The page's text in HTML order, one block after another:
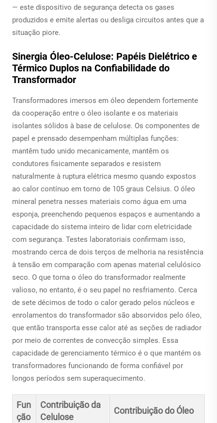
— este dispositivo de segurança detecta os gases
produzidos e emite alertas ou desliga circuitos antes que a
situação piore.
Sinergia Óleo-Celulose: Papéis Dielétrico e
Térmico Duplos na Confiabilidade do
Transformador
Transformadores imersos em óleo dependem fortemente
da cooperação entre o óleo isolante e os materiais
isolantes sólidos à base de celulose. Os componentes de
papel e prensado desempenham múltiplas funções:
mantêm tudo unido mecanicamente, mantêm os
condutores fisicamente separados e resistem
naturalmente à ruptura elétrica mesmo quando expostos
ao calor contínuo em torno de 105 graus Celsius. O óleo
mineral penetra nesses materiais como água em uma
esponja, preenchendo pequenos espaços e aumentando a
capacidade do sistema inteiro de lidar com eletricidade
com segurança. Testes laboratoriais confirmam isso,
mostrando cerca de dois terços de melhoria na resistência
à tensão em comparação com apenas material celulósico
seco. O que torna o óleo do transformador realmente
valioso, no entanto, é o seu papel no resfriamento. Cerca
de sete décimos de todo o calor gerado pelos núcleos e
enrolamentos do transformador são absorvidos pelo óleo,
que então transporta esse calor até as seções de radiador
por meio de correntes de convecção simples. Essa
capacidade de gerenciamento térmico é o que mantém os
transformadores funcionando de forma confiável por
longos períodos sem superaquecimento.
Fun
ção
Contribuição da
Celulose
Contribuição do Óleo